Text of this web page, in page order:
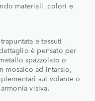
materiali, colori e
e tessuti
è pensato per
spazzolato o
mosaico ad intarsio,
sul volante o
visiva.